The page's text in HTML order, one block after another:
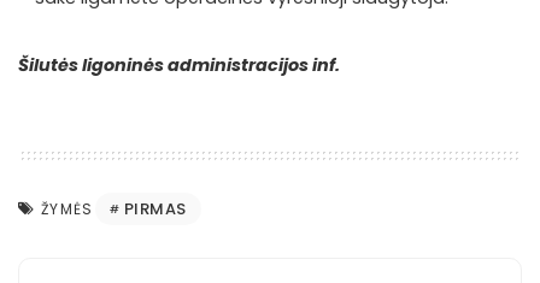
Šilutės ligoninės administracijos inf.
ŽYMĖS PIRMAS